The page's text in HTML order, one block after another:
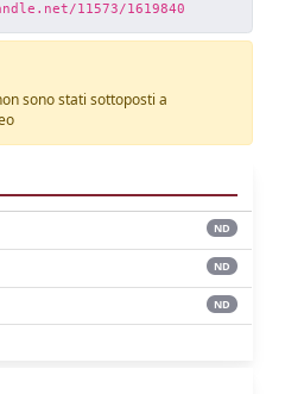
11573/1619840
sono stati sottoposti a
ND
ND
ND